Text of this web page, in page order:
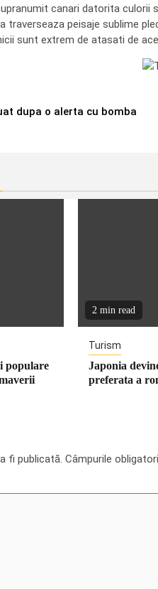
canari datorita culorii
traverseaza peisaje sublime
sunt extrem de atasati de
Facebook
dupa o alerta cu bomba
populare
2 min read
Turism
Japonia
preferata a
fi publicată. Câmpurile